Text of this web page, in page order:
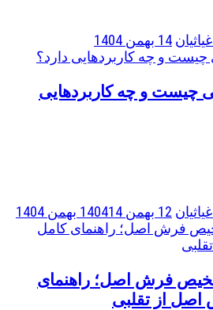
14 بهمن 1404
و چه کاربردهایی
12 بهمن 1404 14 بهمن 1404
فرش اصل؛ راهنمای
از تقلبی